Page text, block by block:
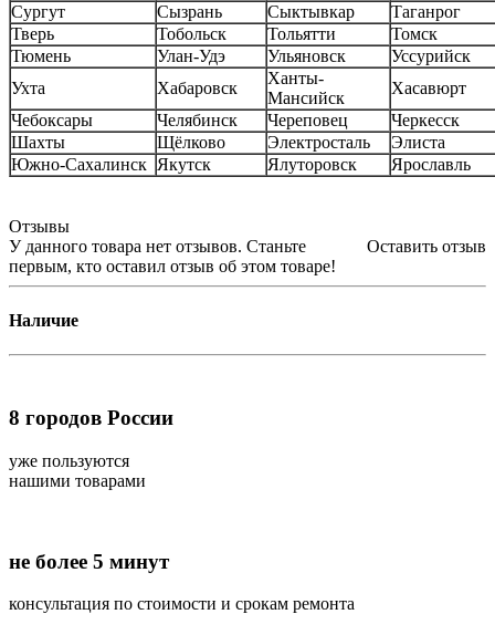
Сургут
Сызрань Сыктывкар
Таганрог
Тверь
Тобольск Тольятти
Томск
Тюмень
Улан-Удэ Ульяновск
Уссурийск
Ухта
Хабаровск
Ханты-
Мансийск
Хасавюрт
Чебоксары
Челябинск Череповец
Черкесск
Шахты
Щёлково Электросталь
Элиста
Южно-Сахалинск Якутск Ялуторовск Ярославль
Отзывы
Оставить отзыв
У данного товара нет отзывов. Станьте
первым, кто оставил отзыв об этом товаре!
Наличие
8 городов России
уже пользуются
нашими товарами
не более 5 минут
консультация по стоимости и срокам ремонта